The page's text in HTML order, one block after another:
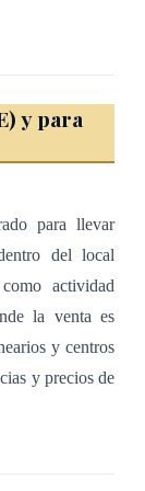
de
alcohólico" y
ni enajenar en
que se pretende
si la
y para
para llevar
del local
actividad
la venta es
y centros
y precios de